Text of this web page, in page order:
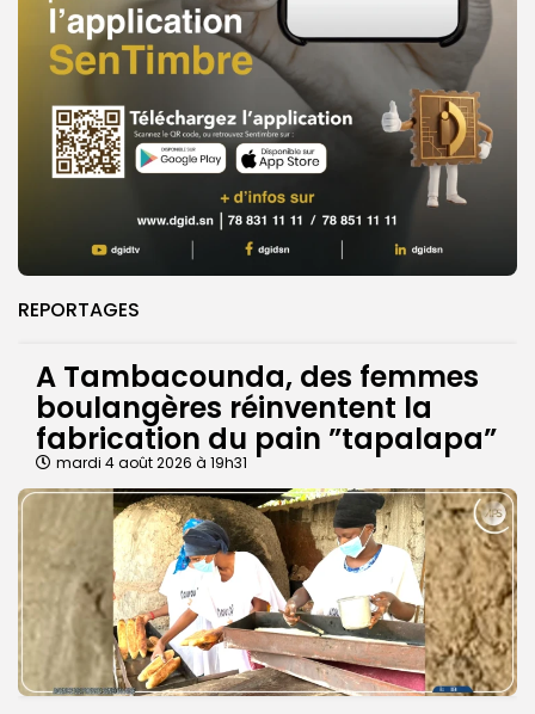
REPORTAGES
A Tambacounda, des femmes
boulangères réinventent la
fabrication du pain ”tapalapa”
mardi 4 août 2026 à 19h31